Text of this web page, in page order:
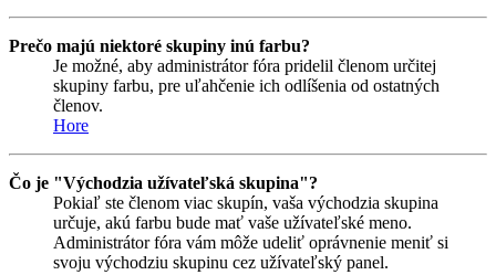
Prečo majú niektoré skupiny inú farbu?
Je možné, aby administrátor fóra pridelil členom určitej
skupiny farbu, pre uľahčenie ich odlíšenia od ostatných
členov.
Hore
Čo je "Východzia užívateľská skupina"?
Pokiaľ ste členom viac skupín, vaša východzia skupina
určuje, akú farbu bude mať vaše užívateľské meno.
Administrátor fóra vám môže udeliť oprávnenie meniť si
svoju východziu skupinu cez užívateľský panel.